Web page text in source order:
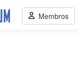
Membros